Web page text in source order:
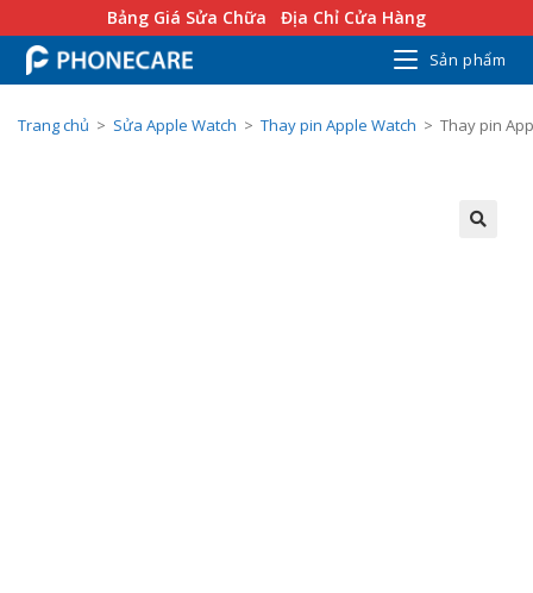
Bảng Giá Sửa Chữa Địa Chỉ Cửa Hàng
Sản phẩm
Trang chủ > Sửa Apple Watch > Thay pin Apple Watch > Thay pin